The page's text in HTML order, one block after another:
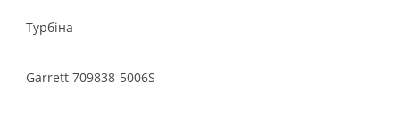
Турбіна
Garrett 709838-5006S